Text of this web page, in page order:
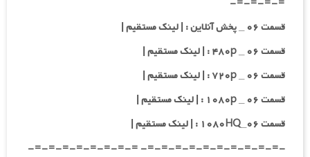
قسمت ۰۶ _ پخش آنلاین : | لینک مستقیم |
قسمت ۰۶ _ ۴۸۰p : | لینک مستقیم |
قسمت ۰۶ _ ۷۲۰p : | لینک مستقیم |
قسمت ۰۶ _ ۱۰۸۰p : | لینک مستقیم |
قسمت ۰۶_۱۰۸۰HQ : | لینک مستقیم |
-=-=-=-=-=-=-=-=-=-=- =-=-=-=-=-=-=-=-